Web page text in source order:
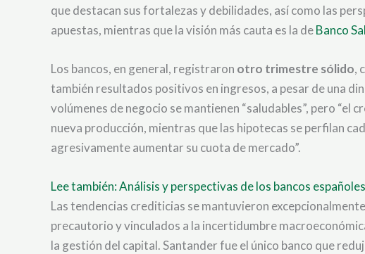
que destacan sus fortalezas y debilidades, así como las
apuestas, mientras que la visión más cauta es la deBanco
Los bancos, en general, registraron otro trimestre sólido,
también resultados positivos en ingresos, a pesar de una
volúmenes de negocio se mantienen “saludables”, pero “el
nueva producción, mientras que las hipotecas se perfilan
agresivamente aumentar su cuota de mercado”.
Lee también: Análisis y perspectivas de los bancos
Las tendencias crediticias se mantuvieron
precautorio y vinculados a la incertidumbre
la gestión del capital. Santander fue el único banco que